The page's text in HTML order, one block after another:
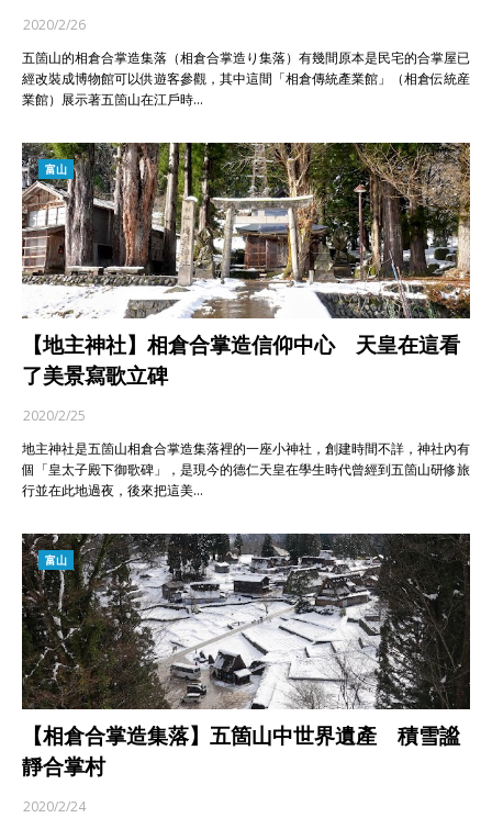
2020/2/26
五箇山的相倉合掌造集落（相倉合掌造り集落）有幾間原本是民宅的合掌屋已
經改裝成博物館可以供遊客參觀，其中這間「相倉傳統產業館」（相倉伝統産
業館）展示著五箇山在江戶時…
富山
【地主神社】相倉合掌造信仰中心 天皇在這看
了美景寫歌立碑
2020/2/25
地主神社是五箇山相倉合掌造集落裡的一座小神社，創建時間不詳，神社內有
個「皇太子殿下御歌碑」，是現今的德仁天皇在學生時代曾經到五箇山研修旅
行並在此地過夜，後來把這美…
富山
【相倉合掌造集落】五箇山中世界遺產 積雪謐
靜合掌村
2020/2/24